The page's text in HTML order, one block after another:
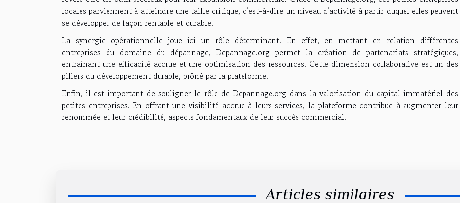
locales parviennent à atteindre une taille critique, c’est-à-dire un niveau d’activité à partir duquel elles peuvent
se développer de façon rentable et durable.
La synergie opérationnelle joue ici un rôle déterminant. En effet, en mettant en relation différentes
entreprises du domaine du dépannage, Depannage.org permet la création de partenariats stratégiques,
entraînant une efficacité accrue et une optimisation des ressources. Cette dimension collaborative est un des
piliers du développement durable, prôné par la plateforme.
Enfin, il est important de souligner le rôle de Depannage.org dans la valorisation du capital immatériel des
petites entreprises. En offrant une visibilité accrue à leurs services, la plateforme contribue à augmenter leur
renommée et leur crédibilité, aspects fondamentaux de leur succès commercial.
Articles similaires